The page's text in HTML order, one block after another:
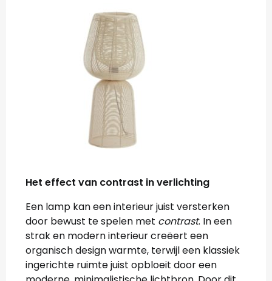
Het effect van contrast in verlichting
Een lamp kan een interieur juist versterken
door bewust te spelen met contrast. In een
strak en modern interieur creëert een
organisch design warmte, terwijl een klassiek
ingerichte ruimte juist opbloeit door een